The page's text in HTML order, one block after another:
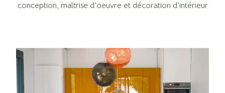
conception, maîtrise d’oeuvre et décoration d’intérieur